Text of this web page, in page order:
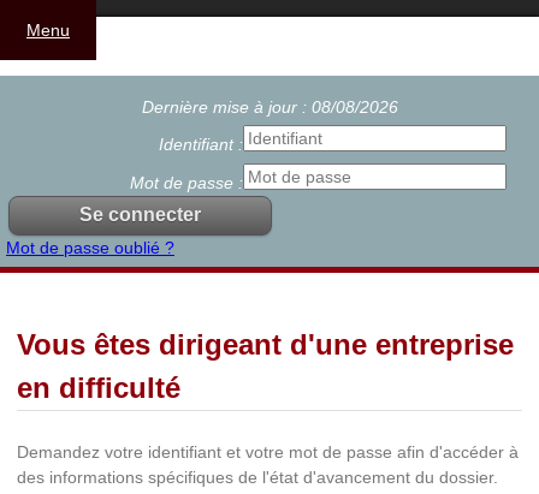
Dernière mise à jour : 08/08/2026
Identifiant :
Mot de passe :
Mot de passe oublié ?
Menu
Vous êtes dirigeant d'une entreprise
en difficulté
Demandez votre identifiant et votre mot de passe afin d'accéder à
des informations spécifiques de l'état d'avancement du dossier.